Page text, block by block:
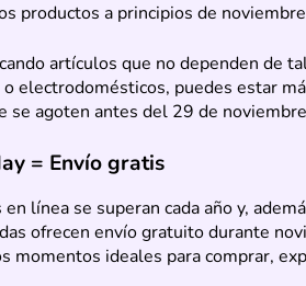
productos a principios de
artículos que no dependen de
electrodomésticos, puedes estar
se agoten antes del 29 de
= Envío gratis
en línea se superan cada año y,
ofrecen envío gratuito durante
momentos ideales para comprar,